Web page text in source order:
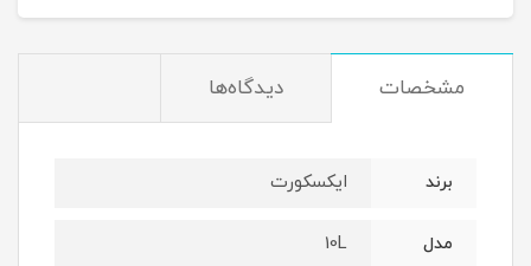
مشخصات دیدگاه‌ها
برند ایکسکورت
مدل 10L